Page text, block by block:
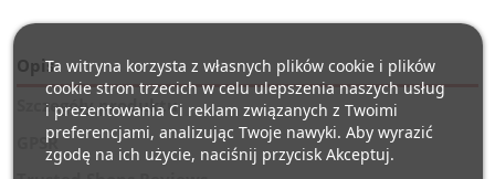
Opis
Szczegóły produktu
GPSR
Ta witryna korzysta z własnych plików cookie i plików
cookie stron trzecich w celu ulepszenia naszych usług
i prezentowania Ci reklam związanych z Twoimi
preferencjami, analizując Twoje nawyki. Aby wyrazić
zgodę na ich użycie, naciśnij przycisk Akceptuj.